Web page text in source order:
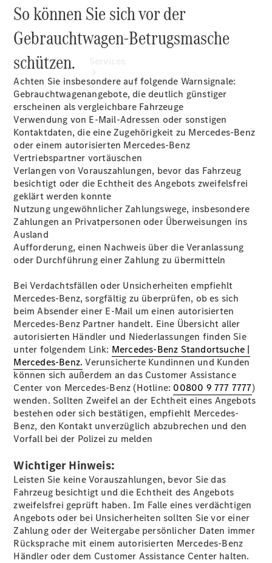
Übersicht
Serviceangebote
Reifen &
Kompletträder
Teile &
Zubehör
Schadenhilfe
Reparatur &
Rückrufe &
Umrüstungen
Rücknahme
&
Entsorgung
Warnung: Betrug
beim
Gebrauchtwagenkauf
smart
Services
Service für
Reisemobile
Gebrauchtwagensuche
Finanzdienste
Digitale
Extras
So können Sie sich vor der
Gebrauchtwagen-Betrugsmasche
schützen.
Achten Sie insbesondere auf folgende Warnsignale:
Gebrauchtwagenangebote, die deutlich günstiger
erscheinen als vergleichbare Fahrzeuge
Verwendung von E-Mail-Adressen oder sonstigen
Kontaktdaten, die eine Zugehörigkeit zu Mercedes-Benz
oder einem autorisierten Mercedes-Benz
Vertriebspartner vortäuschen
Verlangen von Vorauszahlungen, bevor das Fahrzeug
besichtigt oder die Echtheit des Angebots zweifelsfrei
geklärt werden konnte
Nutzung ungewöhnlicher Zahlungswege, insbesondere
Zahlungen an Privatpersonen oder Überweisungen ins
Ausland
Aufforderung, einen Nachweis über die Veranlassung
oder Durchführung einer Zahlung zu übermitteln
Bei Verdachtsfällen oder Unsicherheiten empfiehlt
Mercedes-Benz, sorgfältig zu überprüfen, ob es sich
beim Absender einer E-Mail um einen autorisierten
Mercedes-Benz Partner handelt. Eine Übersicht aller
autorisierten Händler und Niederlassungen finden Sie
unter folgendem Link: Mercedes-Benz Standortsuche |
Mercedes-Benz. Verunsicherte Kundinnen und Kunden
können sich außerdem an das Customer Assistance
Center von Mercedes-Benz (Hotline: 00800 9 777 7777)
wenden. Sollten Zweifel an der Echtheit eines Angebots
bestehen oder sich bestätigen, empfiehlt Mercedes-
Benz, den Kontakt unverzüglich abzubrechen und den
Vorfall bei der Polizei zu melden
Wichtiger Hinweis:
Leisten Sie keine Vorauszahlungen, bevor Sie das
Fahrzeug besichtigt und die Echtheit des Angebots
zweifelsfrei geprüft haben. Im Falle eines verdächtigen
Angebots oder bei Unsicherheiten sollten Sie vor einer
Zahlung oder der Weitergabe persönlicher Daten immer
Rücksprache mit einem autorisierten Mercedes-Benz
Händler oder dem Customer Assistance Center halten.